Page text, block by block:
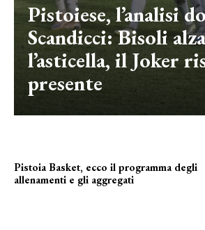
Pistoiese, l’analisi
Scandicci: Bisoli alza
l’asticella, il Joker
presente
Pistoia Basket, ecco il programma degli
allenamenti e gli aggregati